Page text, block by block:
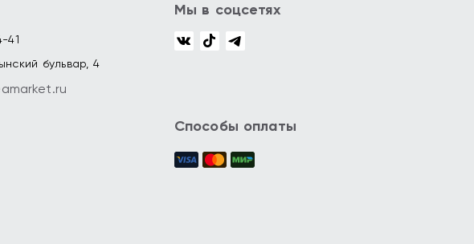
41
бульвар, 4
Мы в соцсетях
Способы оплаты